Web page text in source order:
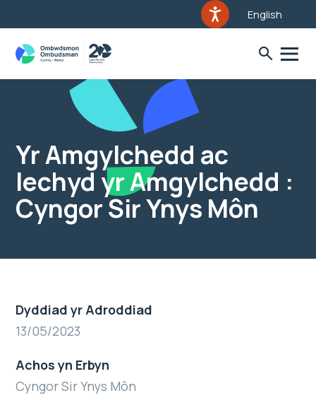
English
Yr Amgylchedd ac
Iechyd yr Amgylchedd :
Cyngor Sir Ynys Môn
Dyddiad yr Adroddiad
13/05/2023
Achos yn Erbyn
Cyngor Sir Ynys Môn